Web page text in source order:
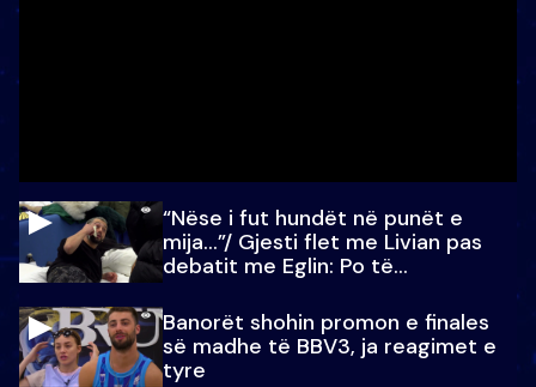
“Nëse i fut hundët në punët e
mija…”/ Gjesti flet me Livian pas
debatit me Eglin: Po të
Banorët shohin promon e finales
së madhe të BBV3, ja reagimet e
tyre